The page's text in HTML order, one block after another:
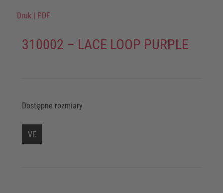
Druk PDF
310002 – LACE LOOP PURPLE
Dostępne rozmiary
VE